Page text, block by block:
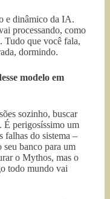
e dinâmico da IA.
processando, como
Tudo que você fala,
dormindo.
modelo em
sozinho, buscar
É perigosíssimo um
falhas do sistema –
seu banco para um
o Mythos, mas o
todo mundo vai